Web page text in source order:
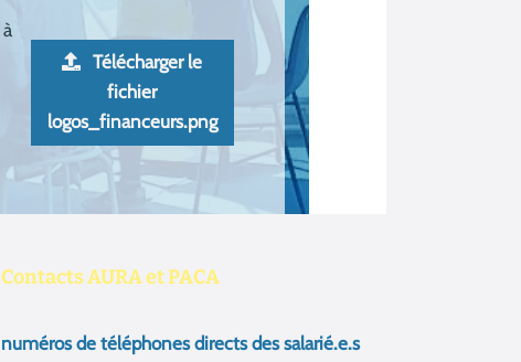
Contacts AURA et PACA
numéros de téléphones directs des salarié.e.s